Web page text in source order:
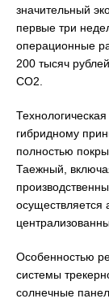
значительный
первые три
операционные
200 тысяч
CO2.
гибридному
полностью
Таежный,
осуществляется
Особенностью
системы
солнечные